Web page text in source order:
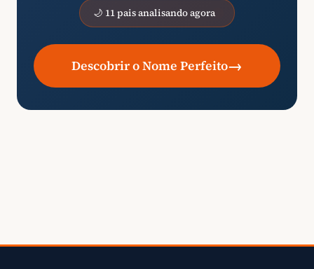
🌙 11 pais analisando agora
Descobrir o Nome Perfeito→